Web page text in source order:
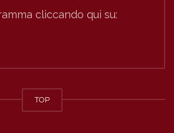
cliccando qui su:
TOP